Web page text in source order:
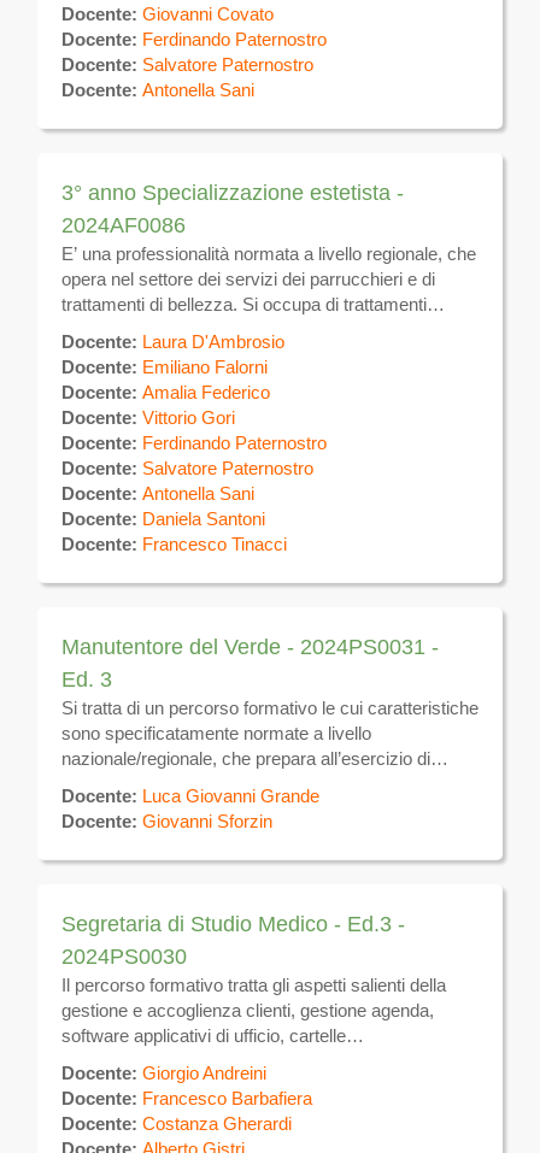
Docente: Giovanni Covato
Docente: Ferdinando Paternostro
Docente: Salvatore Paternostro
Docente: Antonella Sani
3° anno Specializzazione estetista -
2024AF0086
E’ una professionalità normata a livello regionale, che
opera nel settore dei servizi dei parrucchieri e di
trattamenti di bellezza. Si occupa di trattamenti
Docente: Laura D'Ambrosio
Docente: Emiliano Falorni
Docente: Amalia Federico
Docente: Vittorio Gori
Docente: Ferdinando Paternostro
Docente: Salvatore Paternostro
Docente: Antonella Sani
Docente: Daniela Santoni
Docente: Francesco Tinacci
Manutentore del Verde - 2024PS0031 -
Ed. 3
Si tratta di un percorso formativo le cui caratteristiche
sono specificatamente normate a livello
nazionale/regionale, che prepara all’esercizio di
preposto facente parte dell’organico dell’impresa o a
Docente: Luca Giovanni Grande
Docente: Giovanni Sforzin
Segretaria di Studio Medico - Ed.3 -
2024PS0030
Il percorso formativo tratta gli aspetti salienti della
gestione e accoglienza clienti, gestione agenda,
software applicativi di ufficio, cartelle
composto da AdA 1638 Accoglienza + AdA 1640 –
Docente: Giorgio Andreini
Docente: Francesco Barbafiera
Docente: Costanza Gherardi